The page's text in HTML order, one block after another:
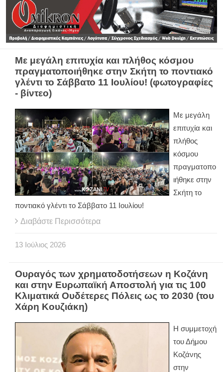
Με μεγάλη επιτυχία και πλήθος κόσμου
πραγματοποιήθηκε στην Σκήτη το ποντιακό
γλέντι το Σάββατο 11 Ιουλίου! (φωτογραφίες
- βίντεο)
Με μεγάλη
επιτυχία και
πλήθος
κόσμου
πραγματοπο
ιήθηκε στην
Σκήτη το
ποντιακό γλέντι το Σάββατο 11 Ιουλίου!
Διαβάστε Περισσότερα
13 Ιούλιος 2026
Ουραγός των χρηματοδοτήσεων η Κοζάνη
και στην Ευρωπαϊκή Αποστολή για τις 100
Κλιματικά Ουδέτερες Πόλεις ως το 2030 (του
Χάρη Κουζιάκη)
Η συμμετοχή
του Δήμου
Κοζάνης
στην